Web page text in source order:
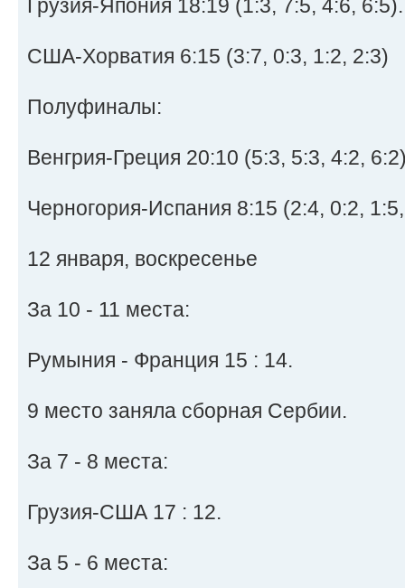
Грузия-Япония 18:19 (1:3, 7:5, 4:6, 6:5).
США-Хорватия 6:15 (3:7, 0:3, 1:2, 2:3)
Полуфиналы:
Венгрия-Греция 20:10 (5:3, 5:3, 4:2,
Черногория-Испания 8:15 (2:4, 0:2,
12 января, воскресенье
За 10 - 11 места:
Румыния - Франция 15 : 14.
9 место заняла сборная Сербии.
За 7 - 8 места:
Грузия-США 17 : 12.
За 5 - 6 места: